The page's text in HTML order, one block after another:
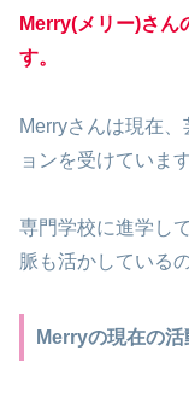
Merry(メリー)さん
す。
Merryさんは現在
ョンを受けています
専門学校に進学し
脈も活かしている
Merryの現在の